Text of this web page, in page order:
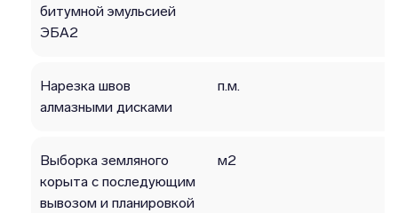
битумной эмульсией
ЭБА2
Нарезка швов
алмазными дисками
п.м.
Выборка земляного
корыта с последующим
вывозом и планировкой
м2